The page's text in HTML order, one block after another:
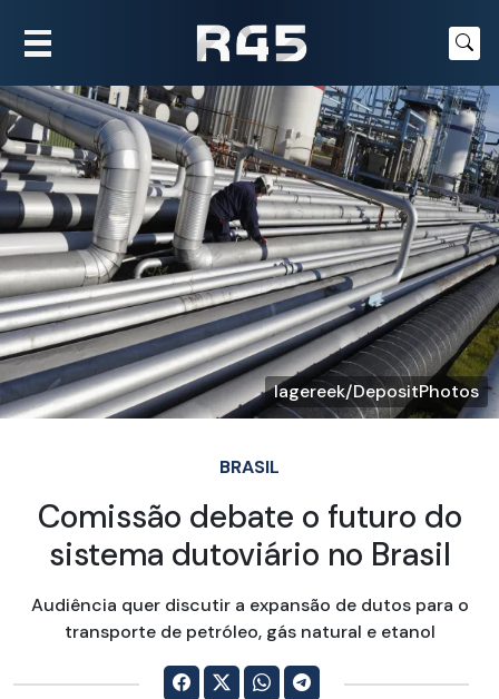
lagereek/DepositPhotos
BRASIL
Comissão debate o futuro do
sistema dutoviário no Brasil
Audiência quer discutir a expansão de dutos para o
transporte de petróleo, gás natural e etanol